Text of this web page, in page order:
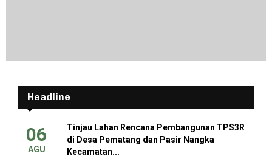
Headline
06
AGU
Tinjau Lahan Rencana Pembangunan TPS3R
di Desa Pematang dan Pasir Nangka
Kecamatan...